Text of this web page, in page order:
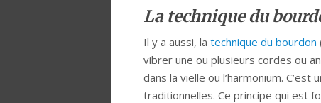
La technique du
Il y a aussi, la technique du bourdon
vibrer une ou plusieurs cordes ou
dans la vielle ou l’harmonium.
traditionnelles. Ce principe qui est